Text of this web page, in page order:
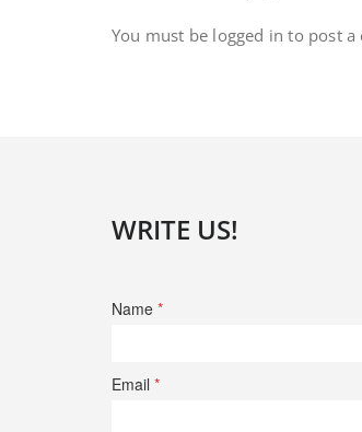
You must be logged in to post a
WRITE US!
Name *
Email *